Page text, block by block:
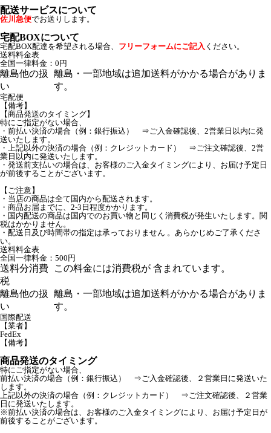
配送サービスについて
佐川急便でお送りします。
宅配BOXについて
宅配BOX配達を希望される場合、 フリーフォームにご記入 ください。
送料料金表
全国一律料金：0円
離島他の扱
い
離島・一部地域は追加送料がかかる場合がありま
す。
宅配便
【備考】
【商品発送のタイミング】
特にご指定がない場合、
・前払い決済の場合（例：銀行振込） ⇒ご入金確認後、2営業日以内に発
送いたします。
・上記以外の決済の場合（例：クレジットカード） ⇒ご注文確認後、2営
業日以内に発送いたします。
・発送前支払いの場合は、お客様のご入金タイミングにより、お届け予定日
が前後することがございます。
【ご注意】
・当店の商品は全て国内から配送されます。
・商品お届までに、2-3日程度かかります。
・国内配送の商品は国内でのお買い物と同じく消費税が発生いたします。関
税はかかりません。
・配送日及び時間帯の指定は承っておりません 。あらかじめご了承くださ
い。
送料料金表
全国一律料金：500円
送料分消費
税
この料金には消費税が 含まれています。
離島他の扱
い
離島・一部地域は追加送料がかかる場合がありま
す。
国際配送
【業者】
FedEx
【備考】
商品発送のタイミング
特にご指定がない場合、
前払い決済の場合（例：銀行振込） ⇒ご入金確認後、２営業日に発送いた
します。
上記以外の決済の場合（例：クレジットカード） ⇒ご注文確認後、２営業
日に発送いたします。
※前払い決済の場合は、お客様のご入金タイミングにより、お届け予定日が
前後することがございます。